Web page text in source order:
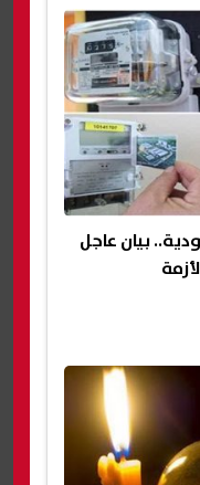
بيان عاجل